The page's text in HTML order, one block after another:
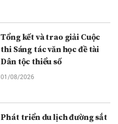
Tổng kết và trao giải Cuộc
thi Sáng tác văn học đề tài
Dân tộc thiểu số
01/08/2026
Phát triển du lịch đường sắt